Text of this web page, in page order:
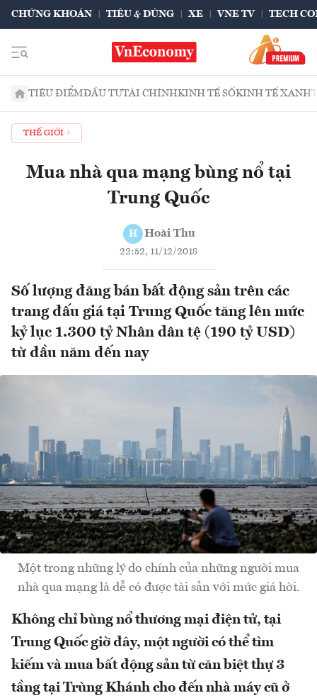
CHỨNG KHOÁN TIÊU & DÙNG XE VNE TV TECH
TIÊU ĐIỂMĐẦU TƯTÀI CHÍNHKINH TẾ SỐKINH TẾ XANH
THẾ GIỚI
Mua nhà qua mạng bùng nổ tại
Trung Quốc
H Hoài Thu
22:52, 11/12/2018
Số lượng đăng bán bất động sản trên các
trang đấu giá tại Trung Quốc tăng lên mức
kỷ lục 1.300 tỷ Nhân dân tệ (190 tỷ USD)
từ đầu năm đến nay
Một trong những lý do chính của những người mua
nhà qua mạng là dễ có được tài sản với mức giá hời.
Không chỉ bùng nổ thương mại điện tử, tại
Trung Quốc giờ đây, một người có thể tìm
kiếm và mua bất động sản từ căn biệt thự 3
tầng tại Trùng Khánh cho đến nhà máy cũ ở